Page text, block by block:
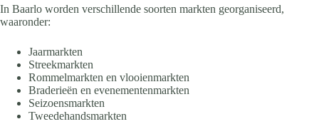
In Baarlo worden verschillende soorten markten georganiseerd,
waaronder:
Jaarmarkten
Streekmarkten
Rommelmarkten en vlooienmarkten
Braderieën en evenementenmarkten
Seizoensmarkten
Tweedehandsmarkten